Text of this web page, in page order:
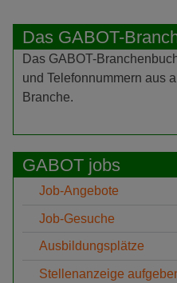
Das GABOT-
Das GABOT-
und Telefonnummern aus
Branche.
GABOT jobs
Job-Angebote
Job-Gesuche
Ausbildungsplätze
Stellenanzeige